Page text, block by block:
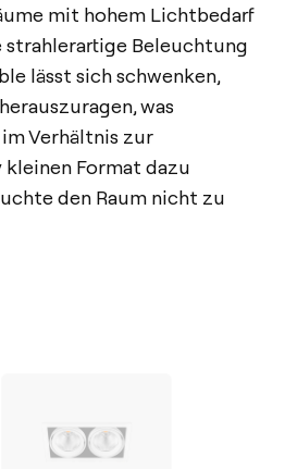
mit hohem Lichtbedarf
strahlerartige Beleuchtung
lässt sich schwenken,
was
Verhältnis zur
Format dazu
den Raum nicht zu